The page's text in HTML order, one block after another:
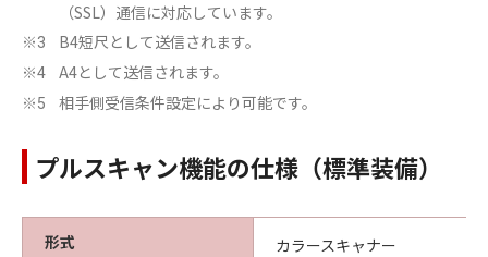
（SSL）通信に対応しています。
※3 B4短尺として送信されます。
※4 A4として送信されます。
※5 相手側受信条件設定により可能です。
プルスキャン機能の仕様（標準装備）
形式 カラースキャナー